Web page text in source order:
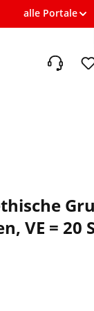
alle Portale
VE = 20